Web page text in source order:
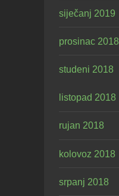
siječanj 2019
prosinac 2018
studeni 2018
listopad 2018
rujan 2018
kolovoz 2018
srpanj 2018